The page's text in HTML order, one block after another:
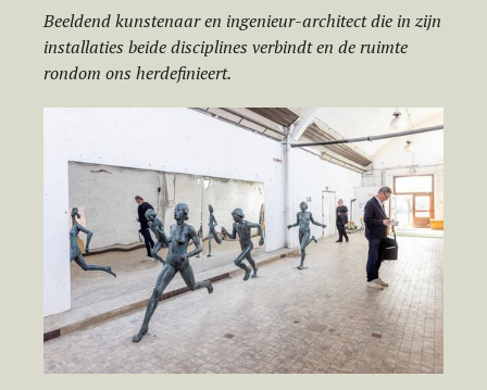
Beeldend kunstenaar en ingenieur-architect die in zijn
installaties beide disciplines verbindt en de ruimte
rondom ons herdefinieert.